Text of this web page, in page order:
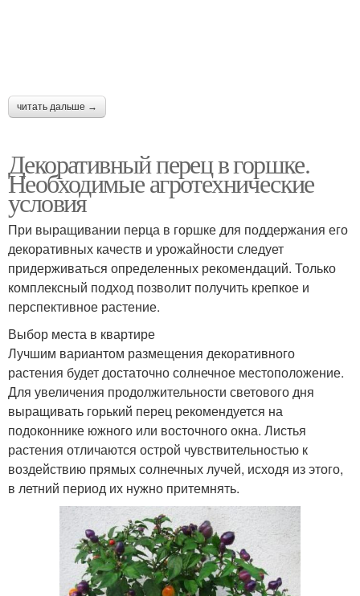
читать дальше →
Декоративный перец в горшке.
Необходимые агротехнические
условия
При выращивании перца в горшке для поддержания его
декоративных качеств и урожайности следует
придерживаться определенных рекомендаций. Только
комплексный подход позволит получить крепкое и
перспективное растение.
Выбор места в квартире
Лучшим вариантом размещения декоративного
растения будет достаточно солнечное местоположение.
Для увеличения продолжительности светового дня
выращивать горький перец рекомендуется на
подоконнике южного или восточного окна. Листья
растения отличаются острой чувствительностью к
воздействию прямых солнечных лучей, исходя из этого,
в летний период их нужно притемнять.